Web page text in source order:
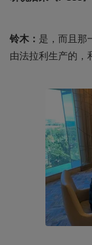
铃木： 是，而且那
由法拉利生产的，